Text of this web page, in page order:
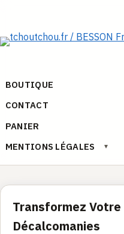
contenu
BOUTIQUE
CONTACT
PANIER
MENTIONS LÉGALES
▾
Transformez Votre
Décalcomanies